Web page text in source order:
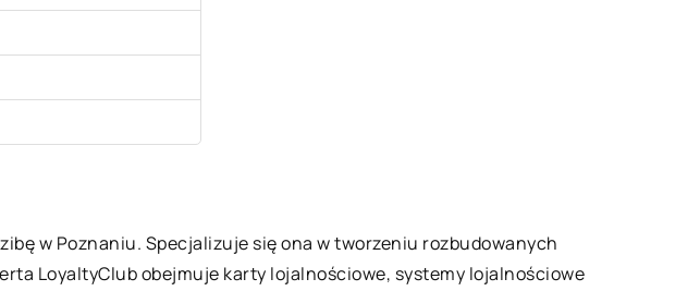
w Poznaniu. Specjalizuje się ona w tworzeniu rozbudowanych
LoyaltyClub obejmuje karty lojalnościowe, systemy lojalnościowe